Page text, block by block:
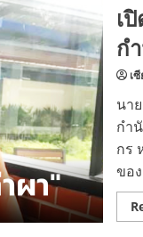
เ
ก
เ
นา
กำ
กร
ขอ